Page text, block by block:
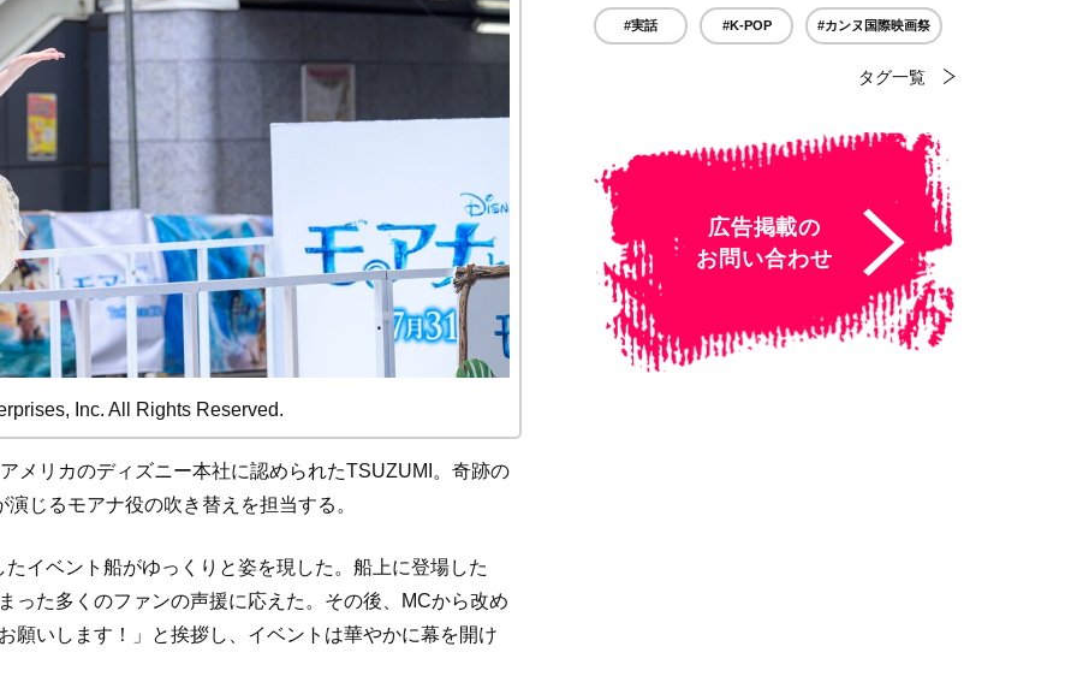
Inc. All Rights Reserved.
メリカのディズニー本社に認められたTSUZUMI。奇跡の
じるモアナ役の吹き替えを担当する。
イベント船がゆっくりと姿を現した。船上に登場した
った多くのファンの声援に応えた。その後、MCから改め
願いします！」と挨拶し、イベントは華やかに幕を開け
#実話 #K-POP #カンヌ国際映画祭
タグ一覧
広告掲載の
お問い合わせ